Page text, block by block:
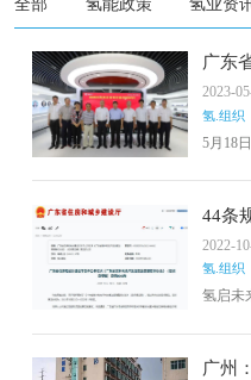
产业发展举办交流会
全部 氢能政策 氢业资
广东
研
2023-
氢.组织
5月18
研。氢
放新
代公
交流。
44条
站管
2022-
氢.组织
氢启未
征求《
法》（
广州